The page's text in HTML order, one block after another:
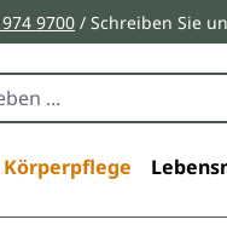
9700 / Schreiben Sie